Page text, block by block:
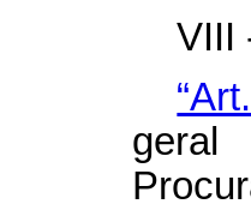
VIII
“Art.